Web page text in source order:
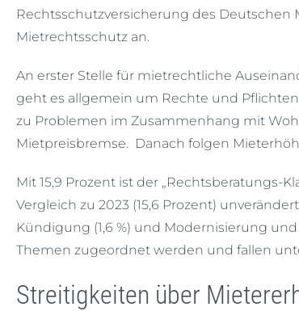
Rechtsschutzversicherung des
Mietrechtsschutz an.
An erster Stelle für mietrechtliche
geht es allgemein um Rechte und
zu Problemen im Zusammenhang mit
Mietpreisbremse. Danach folgen
Mit 15,9 Prozent ist der „Rechtsberatungs-
Vergleich zu 2023 (15,6 Prozent)
Kündigung (1,6 %) und Modernisierung
Themen zugeordnet werden und fallen
Streitigkeiten über